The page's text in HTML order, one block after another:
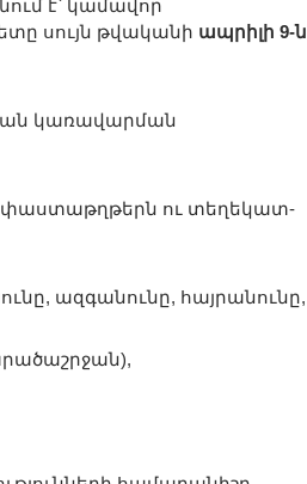
է՝ կամավոր
սույն թվականի ապրիլի 9-ն
կառավարման
փաստաթղթերն ու տեղեկատ­
ազգանունը, հայրանունը,